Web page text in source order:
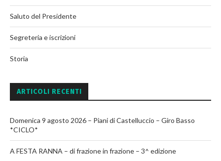
Saluto del Presidente
Segreteria e iscrizioni
Storia
ARTICOLI RECENTI
Domenica 9 agosto 2026 – Piani di Castelluccio – Giro Basso
*CICLO*
A FESTA RANNA – di frazione in frazione – 3^ edizione